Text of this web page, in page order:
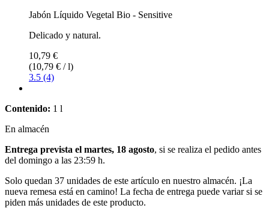
Jabón Líquido Vegetal Bio - Sensitive
Delicado y natural.
10,79 €
(10,79 € / l)
3.5 (4)
Contenido: 1 l
En almacén
Entrega prevista el martes, 18 agosto, si se realiza el pedido antes
del domingo a las 23:59 h.
Solo quedan 37 unidades de este artículo en nuestro almacén. ¡La
nueva remesa está en camino! La fecha de entrega puede variar si se
piden más unidades de este producto.